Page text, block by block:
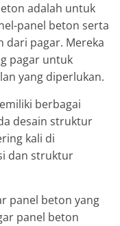
adalah untuk
panel beton serta
dari pagar. Mereka
pagar untuk
yang diperlukan.
berbagai
desain struktur
kali di
dan struktur
panel beton yang
panel beton